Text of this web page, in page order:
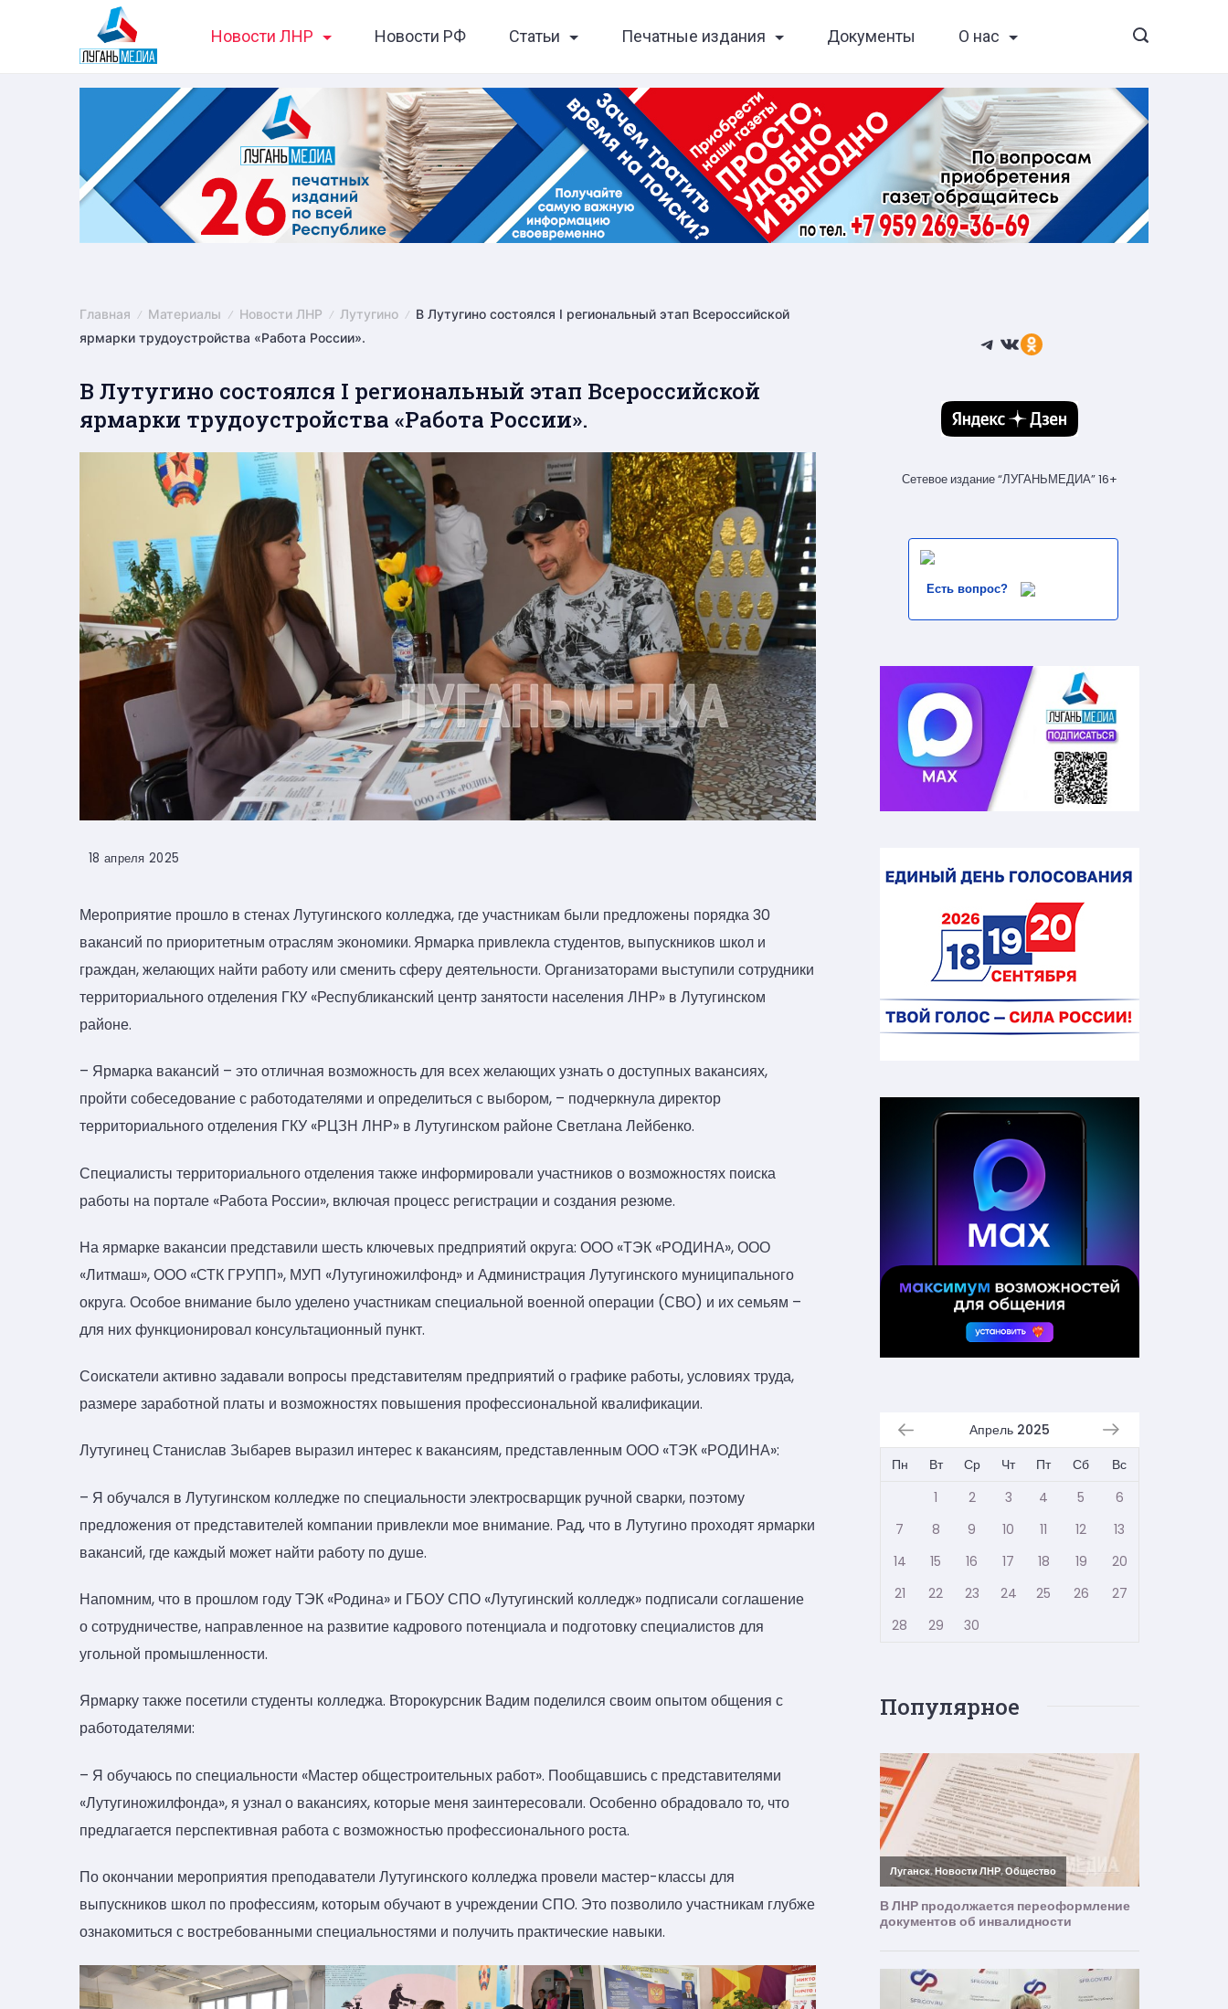
Новости ЛНР Новости РФ Статьи Печатные издания Документы О нас
Главная Материалы Новости ЛНР Лутугино
В Лутугино состоялся I региональный этап Всероссийской
ярмарки трудоустройства «Работа России».
В Лутугино состоялся I региональный этап Всероссийской
ярмарки трудоустройства «Работа России».
18 апреля 2025
Мероприятие прошло в стенах Лутугинского колледжа, где участникам были предложены порядка 30
вакансий по приоритетным отраслям экономики. Ярмарка привлекла студентов, выпускников школ и
граждан, желающих найти работу или сменить сферу деятельности. Организаторами выступили сотрудники
территориального отделения ГКУ «Республиканский центр занятости населения ЛНР» в Лутугинском
районе.
– Ярмарка вакансий – это отличная возможность для всех желающих узнать о доступных вакансиях,
пройти собеседование с работодателями и определиться с выбором, – подчеркнула директор
территориального отделения ГКУ «РЦЗН ЛНР» в Лутугинском районе Светлана Лейбенко.
Специалисты территориального отделения также информировали участников о возможностях поиска
работы на портале «Работа России», включая процесс регистрации и создания резюме.
На ярмарке вакансии представили шесть ключевых предприятий округа: ООО «ТЭК «РОДИНА», ООО
«Литмаш», ООО «СТК ГРУПП», МУП «Лутугиножилфонд» и Администрация Лутугинского муниципального
округа. Особое внимание было уделено участникам специальной военной операции (СВО) и их семьям –
для них функционировал консультационный пункт.
Соискатели активно задавали вопросы представителям предприятий о графике работы, условиях труда,
размере заработной платы и возможностях повышения профессиональной квалификации.
Лутугинец Станислав Зыбарев выразил интерес к вакансиям, представленным ООО «ТЭК «РОДИНА»:
– Я обучался в Лутугинском колледже по специальности электросварщик ручной сварки, поэтому
предложения от представителей компании привлекли мое внимание. Рад, что в Лутугино проходят ярмарки
вакансий, где каждый может найти работу по душе.
Напомним, что в прошлом году ТЭК «Родина» и ГБОУ СПО «Лутугинский колледж» подписали соглашение
о сотрудничестве, направленное на развитие кадрового потенциала и подготовку специалистов для
угольной промышленности.
Ярмарку также посетили студенты колледжа. Второкурсник Вадим поделился своим опытом общения с
работодателями:
– Я обучаюсь по специальности «Мастер общестроительных работ». Пообщавшись с представителями
«Лутугиножилфонда», я узнал о вакансиях, которые меня заинтересовали. Особенно обрадовало то, что
предлагается перспективная работа с возможностью профессионального роста.
По окончании мероприятия преподаватели Лутугинского колледжа провели мастер-классы для
выпускников школ по профессиям, которым обучают в учреждении СПО. Это позволило участникам глубже
ознакомиться с востребованными специальностями и получить практические навыки.
Telegram
ВКонтакте
Ссылка
Сетевое издание “ЛУГАНЬМЕДИА” 16+
Есть вопрос?
Апрель 2025
Пн
Вт Ср Чт Пт Сб
Вс
1
2 3 4 5
6
7
8 9 10 11 12
13
14
15 16 17 18 19
20
21
22 23 24 25 26
27
28
29 30
Популярное